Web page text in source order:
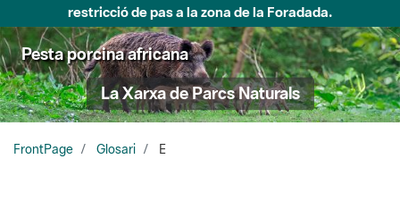
restricció de pas a la zona de la Foradada.
Pesta porcina africana
La Xarxa de Parcs Naturals
FrontPage Glosari E